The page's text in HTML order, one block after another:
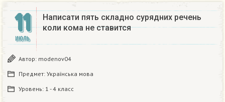
11
ИЮЛЬ
Написати пять складно сурядних речень
коли кома не ставится
Автор: modenov04
Предмет: Українська мова
Уровень: 1 - 4 класс